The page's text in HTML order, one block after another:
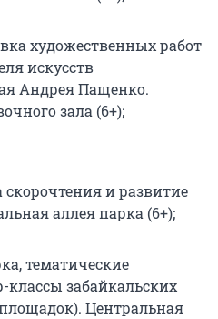
художественных работ
искусств
Андрея Пащенко.
зала (6+);
скорочтения и развитие
аллея парка (6+);
тематические
забайкальских
Центральная